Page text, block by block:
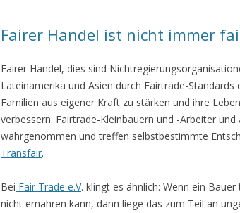
Fairer Handel ist nicht immer
Fairer Handel, dies sind
Lateinamerika und Asien durch Fairtrade-
Familien aus eigener Kraft zu stärken und ihre
verbessern. Fairtrade-Kleinbauern und -Arbeiter
wahrgenommen und treffen selbstbestimmte
Transfair.
Bei Fair Trade e.V. klingt es ähnlich: Wenn ein
nicht ernähren kann, dann liege das zum Teil an